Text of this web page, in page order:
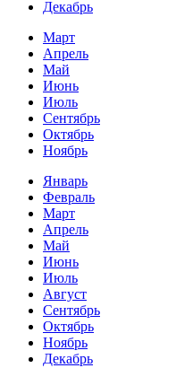
Декабрь
Март
Апрель
Май
Июнь
Июль
Сентябрь
Октябрь
Ноябрь
Январь
Февраль
Март
Апрель
Май
Июнь
Июль
Август
Сентябрь
Октябрь
Ноябрь
Декабрь